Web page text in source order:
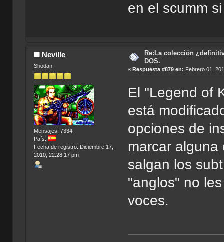
en el scumm
Neville
Shodan
Mensajes: 7334
País:
Fecha de registro: Diciembre 17,
2010, 22:28:17 pm
Re:La colección
DOS.
«Respuesta #879 en: Febrero 01,
El "Legend of
está
opciones de
marcar
salgan los
"anglos" no
voces.